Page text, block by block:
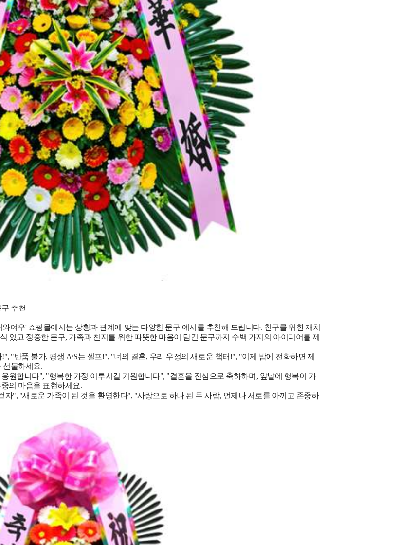
추천
여우' 쇼핑몰에서는 상황과 관계에 맞는 다양한 문구 예시를 추천해 드립니다. 친구를 위한 재치
있고 정중한 문구, 가족과 친지를 위한 따뜻한 마음이 담긴 문구까지 수백 가지의 아이디어를 제
"반품 불가, 평생 A/S는 셀프!", "너의 결혼, 우리 우정의 새로운 챕터!", "이제 밤에 전화하면 제
선물하세요.
원합니다", "행복한 가정 이루시길 기원합니다", "결혼을 진심으로 축하하며, 앞날에 행복이 가
의 마음을 표현하세요.
자", "새로운 가족이 된 것을 환영한다", "사랑으로 하나 된 두 사람, 언제나 서로를 아끼고 존중하